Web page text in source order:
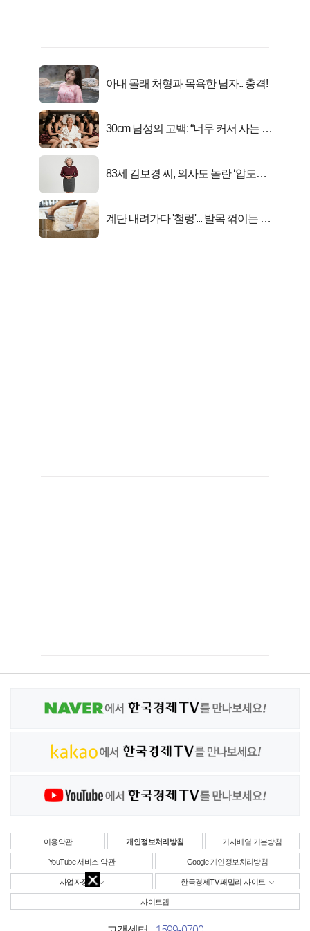
아내 몰래 처형과 목욕한 남자.. 충격!
30cm 남성의 고백: “너무 커서 사는 게
83세 김보경 씨, 의사도 놀란 ‘압도적
계단 내려가다 '철렁'... 발목 꺾이는 이
이용약관 개인정보처리방침 기사배열 기본방침
YouTube 서비스 약관 Google 개인정보처리방침
사업자정보 한국경제TV 패밀리 사이트
사이트맵